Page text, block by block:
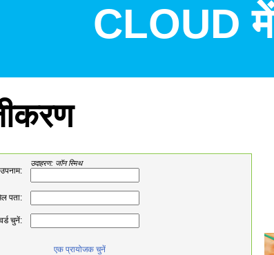
CLOUD में
उदाहरण: जॉन स्मिथ
पता:
चुनें:
एक प्रायोजक चुनें